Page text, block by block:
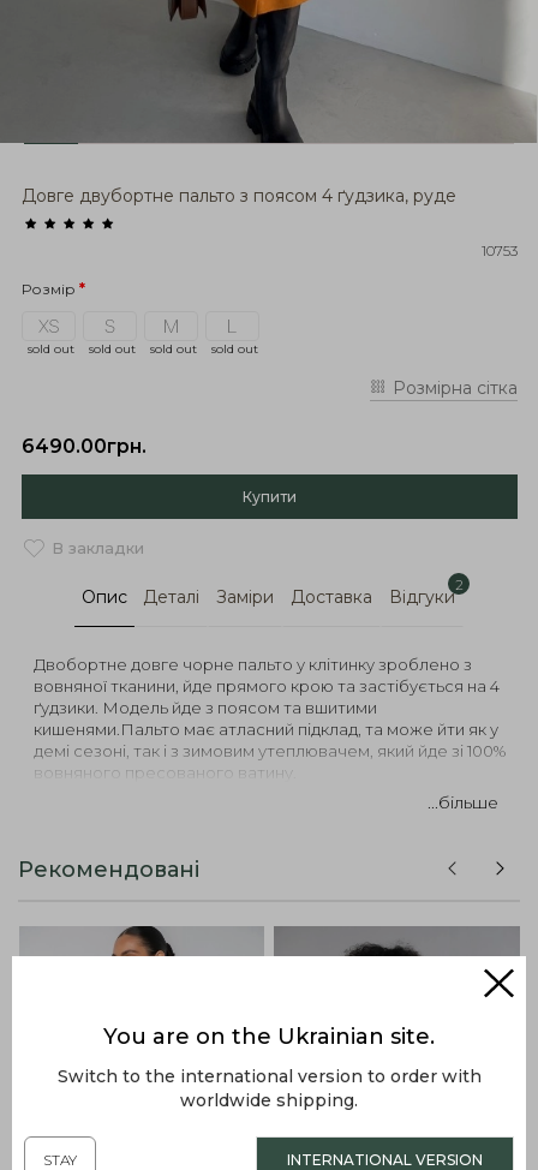
Довге двубортне пальто з поясом 4 ґудзика, руде
10753
Розмір
sold out sold out sold out sold out
Розмірна сітка
6490.00грн.
Купити
В закладки
Опис Деталі Заміри Доставка Відгуки
2
Двобортне довге чорне пальто у клітинку зроблено з
вовняної тканини, йде прямого крою та застібується на 4
ґудзики. Модель йде з поясом та вшитими
кишенями.Пальто має атласний підклад, та може йти як у
демі сезоні, так і з зимовим утеплювачем, який йде зі 100%
вовняного пресованого ватину.
...більше
Рекомендовані
You are on the Ukrainian site.
Switch to the international version to order with
worldwide shipping.
STAY INTERNATIONAL VERSION